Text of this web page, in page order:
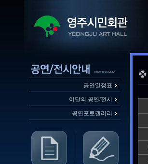
공연일정표
이달의 공연/전시
공연포토갤러리